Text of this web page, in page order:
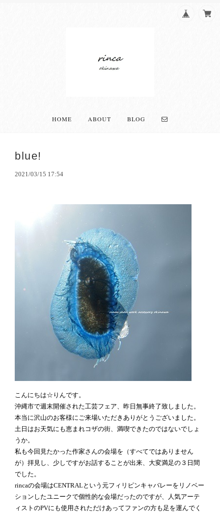
HOME ABOUT BLOG
blue!
2021/03/15 17:54
こんにちは☆りんです。
沖縄市で週末開催された工芸フェア、昨日無事終了致しました。
本当に沢山のお客様にご来場いただきありがとうございました。
土日はお天気にも恵まれコザの街、満喫できたのではないでしょ
うか。
私も今回見たかった作家さんの会場を（すべてではありません
が）拝見し、少しですがお話することが出来、大変満足の３日間
でした。
rincaの会場はCENTRALという元フィリピンキャバレーをリノベー
ションしたユニークで個性的な会場だったのですが、人気アーテ
ィストのPVにも使用されただけあってファンの方も足を運んでく